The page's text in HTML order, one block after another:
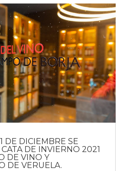
DE DICIEMBRE SE
DE INVIERNO 2021
DE VINO Y
DE VERUELA.